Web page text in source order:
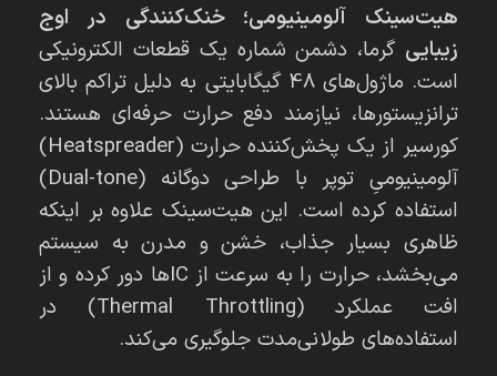
هیت‌سینک آلومینیومی؛ خنک‌کنندگی در اوج
زیبایی گرما، دشمن شماره یک قطعات الکترونیکی
است. ماژول‌های 48 گیگابایتی به دلیل تراکم بالای
ترانزیستورها، نیازمند دفع حرارت حرفه‌ای هستند.
کورسیر از یک پخش‌کننده حرارت (Heatspreader)
آلومینیومیِ توپر با طراحی دوگانه (Dual-tone)
استفاده کرده است. این هیت‌سینک علاوه بر اینکه
ظاهری بسیار جذاب، خشن و مدرن به سیستم
می‌بخشد، حرارت را به سرعت از ICها دور کرده و از
افت عملکرد (Thermal Throttling) در
استفاده‌های طولانی‌مدت جلوگیری می‌کند.